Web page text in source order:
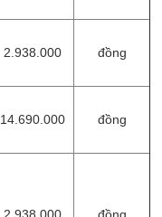
2.938.000 đồng
14.690.000 đồng
2.938.000 đồng